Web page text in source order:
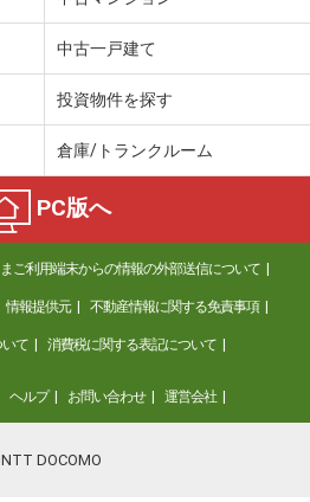
中古一戸建て
投資物件を探す
倉庫/トランクルーム
PC版へ
ご利用端末からの情報の外部送信について
情報提供元 不動産情報に関する免責事項
て 消費税に関する表記について
ヘルプ お問い合わせ 運営会社
DOCOMO